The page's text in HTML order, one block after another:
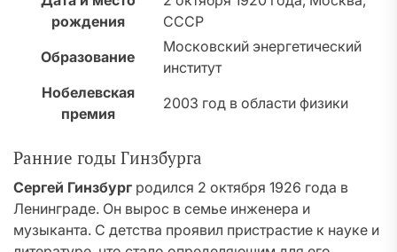
рождения
СССР
Образование
Московский энергетический
институт
Нобелевская
премия
2003 год в области физики
Ранние годы Гинзбурга
Сергей Гинзбург родился 2 октября 1926 года в
Ленинграде. Он вырос в семье инженера и
музыканта. С детства проявил пристрастие к науке и